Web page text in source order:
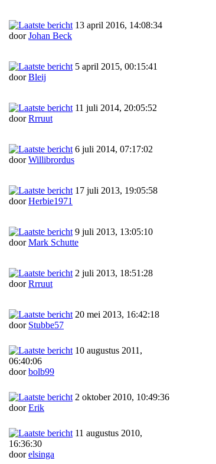
13 april 2016, 14:08:34
doorJohan Beck
5 april 2015, 00:15:41
doorBleij
11 juli 2014, 20:05:52
doorRrruut
6 juli 2014, 07:17:02
doorWillibrordus
17 juli 2013, 19:05:58
doorHerbie1971
9 juli 2013, 13:05:10
doorMark Schutte
2 juli 2013, 18:51:28
doorRrruut
20 mei 2013, 16:42:18
door Stubbe57
10 augustus 2011,
06:40:06
doorbolb99
2 oktober 2010, 10:49:36
doorErik
11 augustus 2010,
16:36:30
doorelsinga